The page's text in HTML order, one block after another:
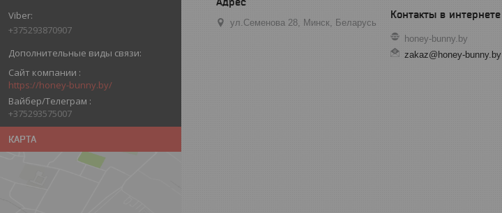
+375293870907
Сайт компании
https://honey-bunny.by/
Вайбер/Телеграм
+375293575007
КАРТА
ул.Семенова 28, Минск, Беларусь
honey-bunny.by
zakaz@honey-bunny.by